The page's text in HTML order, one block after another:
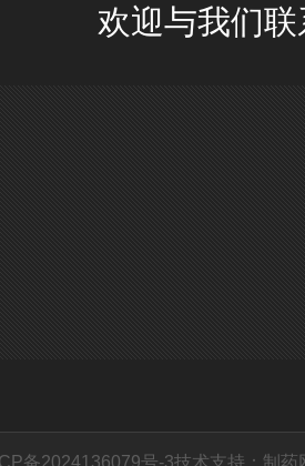
欢迎与我们联
备2024136079号-3技术支持： 制药